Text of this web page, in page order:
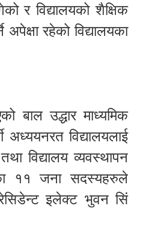
र विद्यालयको शैक्षिक
रहेको विद्यालयका
बाल उद्धार माध्यमिक
अध्ययनरत विद्यालयलाई
विद्यालय व्यवस्थापन
११ जना सदस्यहरुले
इलेक्ट भुवन सिं